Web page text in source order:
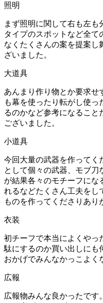
照明
まず照明に関して右も左も
タイプのスポットなど全
なくたくさんの案を提案し
ざいました。
大道具
あんまり作り物とか要求せ
も幕を使ったり転がし使
るのかなど参考になること
ございました。
小道具
今回大量の武器を作ってく
として個々の武器、モブ刀
が結果各々のモチーフにな
れるなどたくさん工夫をし
ものを作ってくださりあり
衣装
初チーフで本当によくやっ
駄にするのか買い出しにも
おかげでみんなかっこよく
広報
広報物みんな良かったです